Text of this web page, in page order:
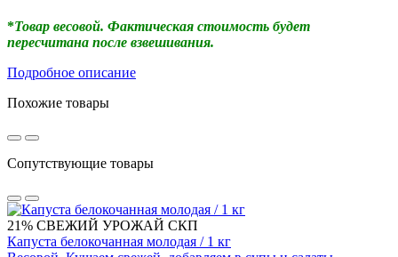
*Товар весовой. Фактическая стоимость будет
пересчитана после взвешивания.
Подробное описание
Похожие товары
Сопутствующие товары
21% СВЕЖИЙ УРОЖАЙ СКП
Капуста белокочанная молодая / 1 кг